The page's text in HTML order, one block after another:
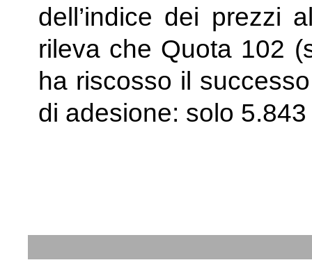
dell’indice dei prezzi
rileva che Quota 102
ha riscosso il
di adesione: solo